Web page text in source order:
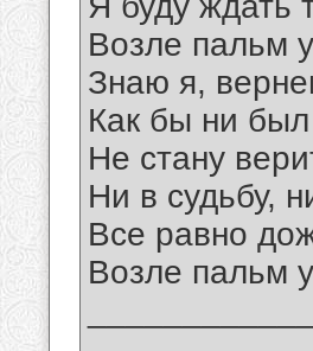
Возле пальм
Знаю я,
Как бы ни был
Не стану
Ни в судьбу,
Все равно
Возле пальм